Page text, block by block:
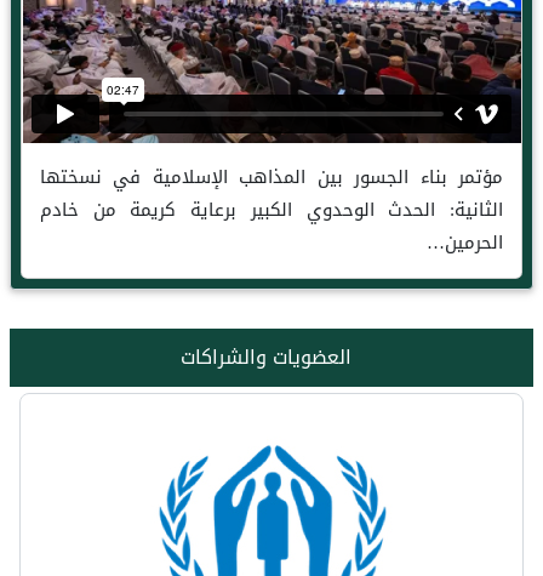
مؤتمر بناء الجسور بين المذاهب الإسلامية في نسختها
الثانية: الحدث الوحدوي الكبير برعاية كريمة من خادم
الحرمين…
العضويات والشراكات